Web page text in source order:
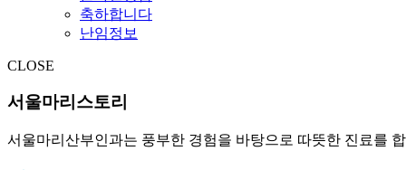
축하합니다
난임정보
CLOSE
서울마리스토리
서울마리산부인과는 풍부한 경험을 바탕으로 따뜻한 진료를